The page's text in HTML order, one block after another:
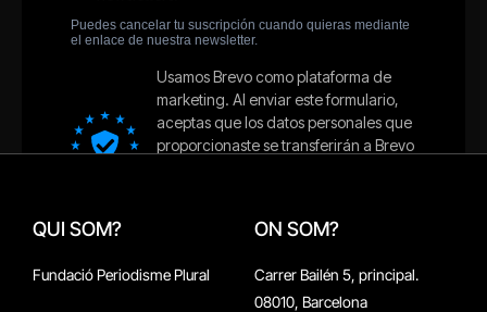
QUI SOM?
Fundació Periodisme Plural
ON SOM?
Carrer Bailén 5, principal.
08010, Barcelona